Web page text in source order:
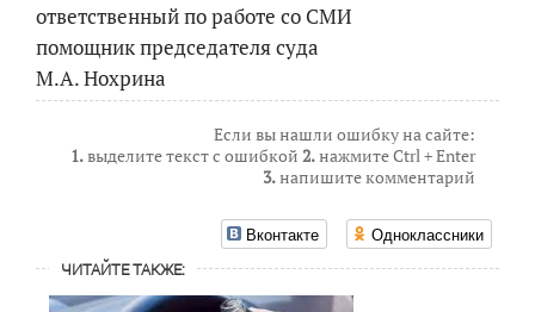
ответственный по работе со СМИ
помощник председателя суда
М.А. Нохрина
Если вы нашли ошибку на сайте:
1.выделите текст с ошибкой 2.нажмите Ctrl + Enter
3.напишите комментарий
Вконтакте Одноклассники
ЧИТАЙТЕ ТАКЖЕ: